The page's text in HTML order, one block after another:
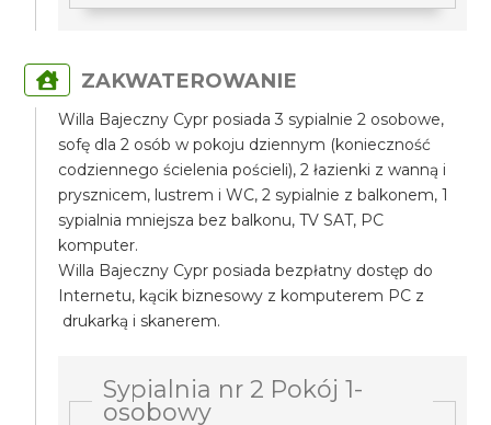
ZAKWATEROWANIE
Willa Bajeczny Cypr posiada 3 sypialnie 2 osobowe,
sofę dla 2 osób w pokoju dziennym (konieczność
codziennego ścielenia pościeli), 2 łazienki z wanną i
prysznicem, lustrem i WC, 2 sypialnie z balkonem, 1
sypialnia mniejsza bez balkonu, TV SAT, PC
komputer.
Willa Bajeczny Cypr posiada bezpłatny dostęp do
Internetu, kącik biznesowy z komputerem PC z
drukarką i skanerem.
Sypialnia nr 2 Pokój 1-
osobowy